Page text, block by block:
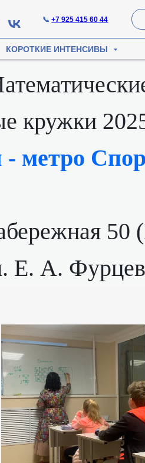
📞+7 925 415 60 44
КОРОТКИЕ ИНТЕНСИВЫ
кружки
- метро
50
Е. А.